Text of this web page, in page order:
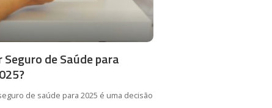
de Saúde para
de saúde para 2025 é uma decisão